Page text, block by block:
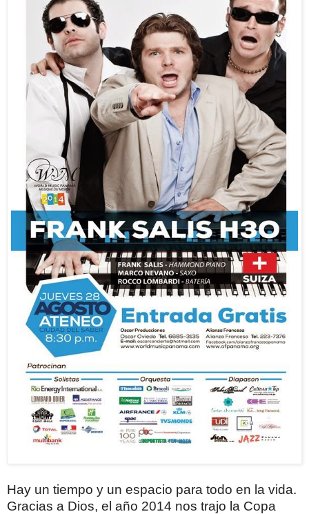
Hay un tiempo y un espacio para todo en la vida.
Gracias a Dios, el año 2014 nos trajo la Copa